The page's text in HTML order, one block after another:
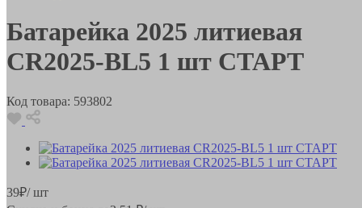
Батарейка 2025 литиевая
CR2025-BL5 1 шт СТАРТ
Код товара: 593802
39₽/ шт